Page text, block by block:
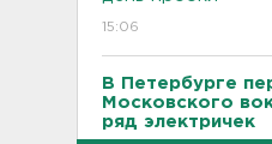
15:06
В Петербурге
Московского
ряд электричек